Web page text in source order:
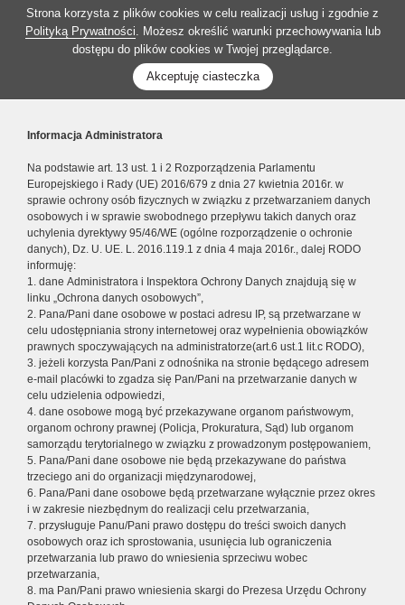
Strona korzysta z plików cookies w celu realizacji usług i zgodnie z
Polityką Prywatności. Możesz określić warunki przechowywania lub
dostępu do plików cookies w Twojej przeglądarce.
Akceptuję ciasteczka
Informacja Administratora
Na podstawie art. 13 ust. 1 i 2 Rozporządzenia Parlamentu
Europejskiego i Rady (UE) 2016/679 z dnia 27 kwietnia 2016r. w
sprawie ochrony osób fizycznych w związku z przetwarzaniem danych
osobowych i w sprawie swobodnego przepływu takich danych oraz
uchylenia dyrektywy 95/46/WE (ogólne rozporządzenie o ochronie
danych), Dz. U. UE. L. 2016.119.1 z dnia 4 maja 2016r., dalej RODO
informuję:
1. dane Administratora i Inspektora Ochrony Danych znajdują się w
linku „Ochrona danych osobowych”,
2. Pana/Pani dane osobowe w postaci adresu IP, są przetwarzane w
celu udostępniania strony internetowej oraz wypełnienia obowiązków
prawnych spoczywających na administratorze(art.6 ust.1 lit.c RODO),
3. jeżeli korzysta Pan/Pani z odnośnika na stronie będącego adresem
e-mail placówki to zgadza się Pan/Pani na przetwarzanie danych w
celu udzielenia odpowiedzi,
4. dane osobowe mogą być przekazywane organom państwowym,
organom ochrony prawnej (Policja, Prokuratura, Sąd) lub organom
samorządu terytorialnego w związku z prowadzonym postępowaniem,
5. Pana/Pani dane osobowe nie będą przekazywane do państwa
trzeciego ani do organizacji międzynarodowej,
6. Pana/Pani dane osobowe będą przetwarzane wyłącznie przez okres
i w zakresie niezbędnym do realizacji celu przetwarzania,
7. przysługuje Panu/Pani prawo dostępu do treści swoich danych
osobowych oraz ich sprostowania, usunięcia lub ograniczenia
przetwarzania lub prawo do wniesienia sprzeciwu wobec
przetwarzania,
8. ma Pan/Pani prawo wniesienia skargi do Prezesa Urzędu Ochrony